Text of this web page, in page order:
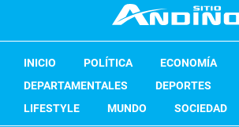
INICIO POLÍTICA ECONOMÍA
DEPARTAMENTALES
DEPORTES
LIFESTYLE
MUNDO SOCIEDAD